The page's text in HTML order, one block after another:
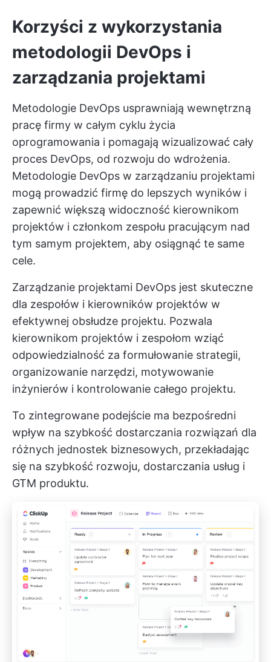
Korzyści z wykorzystania
metodologii DevOps i
zarządzania projektami
Metodologie DevOps usprawniają wewnętrzną
pracę firmy w całym cyklu życia
oprogramowania i pomagają wizualizować cały
proces DevOps, od rozwoju do wdrożenia.
Metodologie DevOps w zarządzaniu projektami
mogą prowadzić firmę do lepszych wyników i
zapewnić większą widoczność kierownikom
projektów i członkom zespołu pracującym nad
tym samym projektem, aby osiągnąć te same
cele.
Zarządzanie projektami DevOps jest skuteczne
dla zespołów i kierowników projektów w
efektywnej obsłudze projektu. Pozwala
kierownikom projektów i zespołom wziąć
odpowiedzialność za formułowanie strategii,
organizowanie narzędzi, motywowanie
inżynierów i kontrolowanie całego projektu.
To zintegrowane podejście ma bezpośredni
wpływ na szybkość dostarczania rozwiązań dla
różnych jednostek biznesowych, przekładając
się na szybkość rozwoju, dostarczania usług i
GTM produktu.